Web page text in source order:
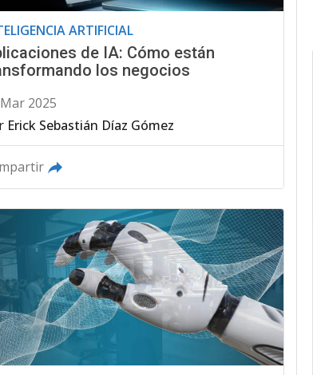
ARTIFICIAL
de IA: Cómo están
los negocios
2025
Erick Sebastián Díaz Gómez